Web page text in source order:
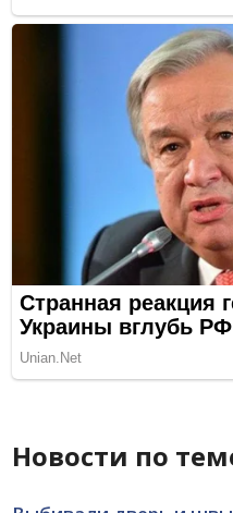
Новости по